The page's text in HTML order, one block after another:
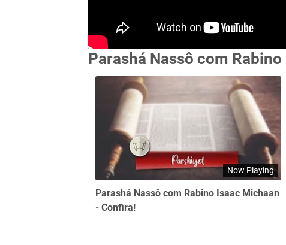
Parashá Nassô com
Now Playing
Parashá Nassô com Rabino Isaac Michaan
- Confira!